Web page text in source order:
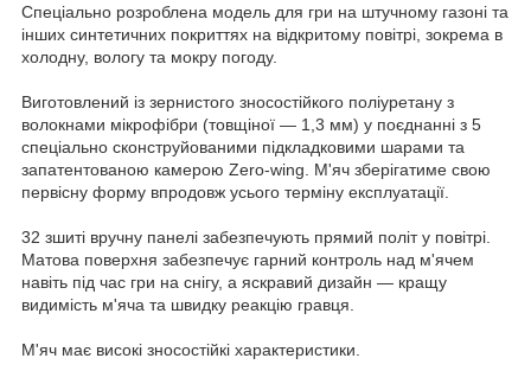
Спеціально розроблена модель для гри на штучному газоні та
інших синтетичних покриттях на відкритому повітрі, зокрема в
холодну, вологу та мокру погоду.
Виготовлений із зернистого зносостійкого поліуретану з
волокнами мікрофібри (товщіної — 1,3 мм) у поєднанні з 5
спеціально сконструйованими підкладковими шарами та
запатентованою камерою Zero-wing. М'яч зберігатиме свою
первісну форму впродовж усього терміну експлуатації.
32 зшиті вручну панелі забезпечують прямий політ у повітрі.
Матова поверхня забезпечує гарний контроль над м'ячем
навіть під час гри на снігу, а яскравий дизайн — кращу
видимість м'яча та швидку реакцію гравця.
М'яч має високі зносостійкі характеристики.